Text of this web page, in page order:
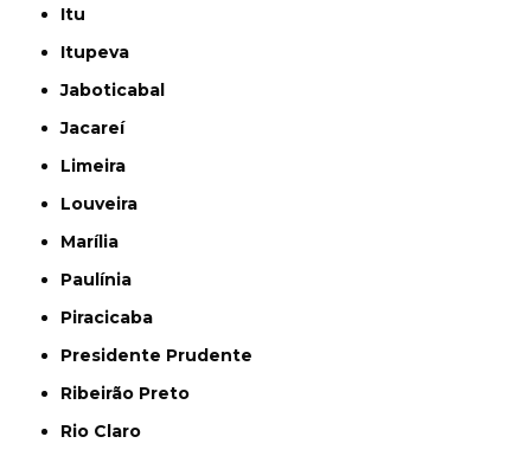
Itu
Itupeva
Jaboticabal
Jacareí
Limeira
Louveira
Marília
Paulínia
Piracicaba
Presidente Prudente
Ribeirão Preto
Rio Claro